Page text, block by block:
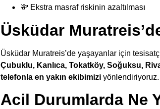
💸 Ekstra masraf riskinin azaltılması
Üsküdar
Üsküdar Muratreis’de yaşayanlar için
Çubuklu, Kanlıca, Tokatköy, Soğuksu,
telefonla en yakın ekibimiziyönlendiriyoruz.
Acil Durumlarda Ne